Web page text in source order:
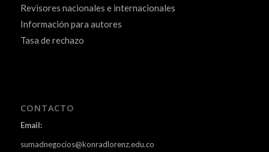
Revisores nacionales e internacionales
Información para autores
Tasa de rechazo
CONTACTO
Email:
sumadnegocios@konradlorenz.edu.co